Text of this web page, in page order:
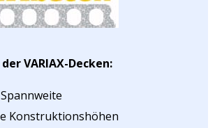
VARIAX-Decken:
Konstruktionshöhen